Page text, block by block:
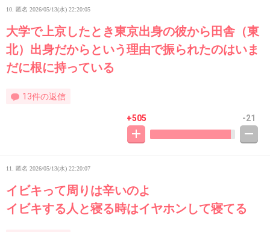
10. 匿名 2026/05/13(水) 22:20:05
大学で上京したとき東京出身の彼から田舎（東
北）出身だからという理由で振られたのはいま
だに根に持っている
13件の返信
+505 -21
11. 匿名 2026/05/13(水) 22:20:07
イビキって周りは辛いのよ
イビキする人と寝る時はイヤホンして寝てる